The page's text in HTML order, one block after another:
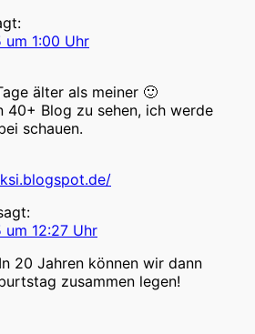
um 1:00 Uhr
älter als meiner 🙂
40+ Blog zu sehen, ich werde
schauen.
um 12:27 Uhr
20 Jahren können wir dann
zusammen legen!